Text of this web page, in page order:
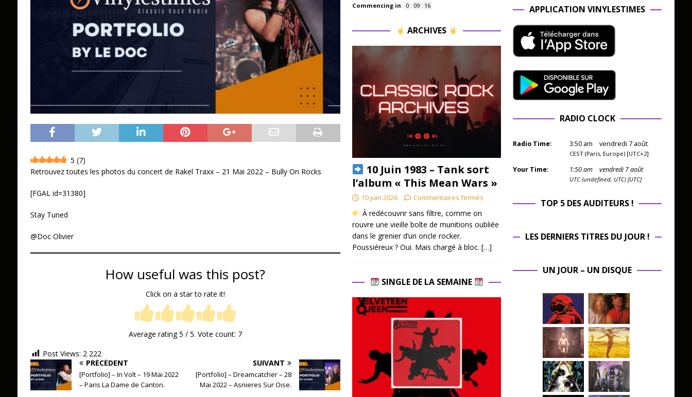
5 (7)
Retrouvez toutes les photos du concert de Rakel Traxx – 21 Mai 2022 – Bully On Rocks
[FGAL id=31380]
Stay Tuned
@Doc Olivier
How useful was this post?
Click on a star to rate it!
Average rating5 / 5. Vote count: 7
Post Views: 2 222
PRÉCÉDENT
[Portfolio] – In Volt – 19 Mai 2022
– Paris La Dame de Canton.
SUIVANT
[Portfolio] – Dreamcatcher – 28
Mai 2022 – Asnieres Sur Oise.
Commencing in: 0 : 09 : 15
ARCHIVES
10 Juin 1983 – Tank sort
l’album « This Mean Wars »
10 juin 2026 Commentaires fermés
À redécouvrir sans filtre, comme on
rouvre une vieille boîte de munitions oubliée
dans le grenier d’un oncle rocker.
Poussiéreux ? Oui. Mais chargé à bloc. […]
SINGLE DE LA SEMAINE
APPLICATION VINYLESTIMES
RADIO CLOCK
Radio Time: 3:50 am vendredi 7 août
CEST (Paris, Europe) [UTC+2]
Your Time: 1:50am vendredi 7 août
UTC (undefined, UTC) [UTC]
TOP 5 DES AUDITEURS !
LES DERNIERS TITRES DU JOUR !
UN JOUR – UN DISQUE